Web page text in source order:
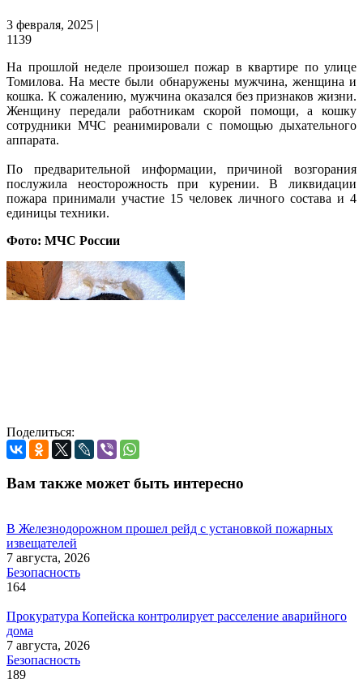
3 февраля, 2025 |
1139
На прошлой неделе произошел пожар в квартире по улице
Томилова. На месте были обнаружены мужчина, женщина и
кошка. К сожалению, мужчина оказался без признаков жизни.
Женщину передали работникам скорой помощи, а кошку
сотрудники МЧС реанимировали с помощью дыхательного
аппарата.
По предварительной информации, причиной возгорания
послужила неосторожность при курении. В ликвидации
пожара принимали участие 15 человек личного состава и 4
единицы техники.
Фото: МЧС России
Поделиться:
Вам также может быть интересно
В Железнодорожном прошел рейд с установкой пожарных
извещателей
7 августа, 2026
Безопасность
164
Прокуратура Копейска контролирует расселение аварийного
дома
7 августа, 2026
Безопасность
189